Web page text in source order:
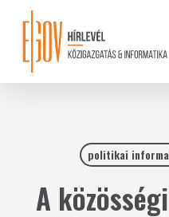
content
politikai
A